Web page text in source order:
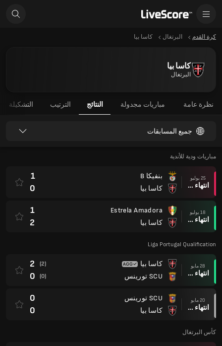
كرة القدم البرتغال كاسا بيا
كاسا بيا
البرتغال
نظرة عامة مباريات مجدولة النتائج الترتيب التشكيلة
جميع المسابقات
مباريات ودية للأندية
25 يوليو
انتهاء وقت المباراة
بنفيكا B
كاسا بيا
1
0
18 يوليو
انتهاء وقت المباراة
Estrela Amadora
كاسا بيا
1
2
Liga Portugal Qualification
28 مايو
انتهاء وقت المباراة
كاسا بيا
SCU تورينس
(2)
2
(0)
0
20 مايو
انتهاء وقت المباراة
SCU تورينس
كاسا بيا
0
0
كأس البرتغال